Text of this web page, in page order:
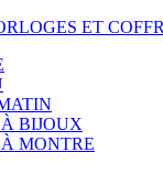
ET
BIJOUX
MONTRE